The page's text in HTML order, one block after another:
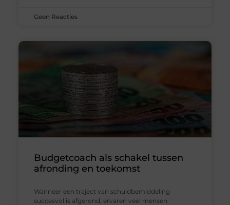
Geen Reacties
Budgetcoach als schakel tussen
afronding en toekomst
Wanneer een traject van schuldbemiddeling
succesvol is afgerond, ervaren veel mensen